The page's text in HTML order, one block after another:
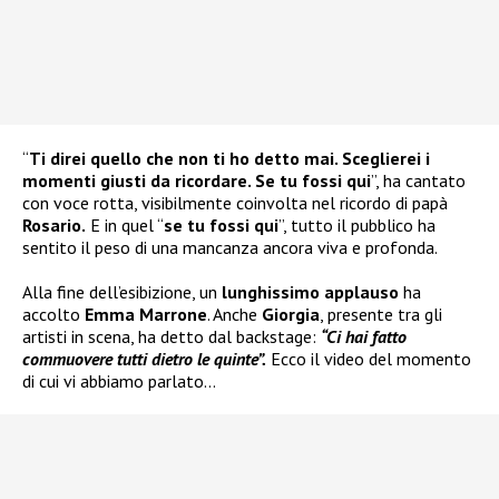
“Ti direi quello che non ti ho detto mai. Sceglierei i
momenti giusti da ricordare. Se tu fossi qui”, ha cantato
con voce rotta, visibilmente coinvolta nel ricordo di papà
Rosario. E in quel “se tu fossi qui”, tutto il pubblico ha
sentito il peso di una mancanza ancora viva e profonda.
Alla fine dell’esibizione, un lunghissimo applauso ha
accolto Emma Marrone. Anche Giorgia, presente tra gli
artisti in scena, ha detto dal backstage: “Ci hai fatto
commuovere tutti dietro le quinte”. Ecco il video del momento
di cui vi abbiamo parlato…